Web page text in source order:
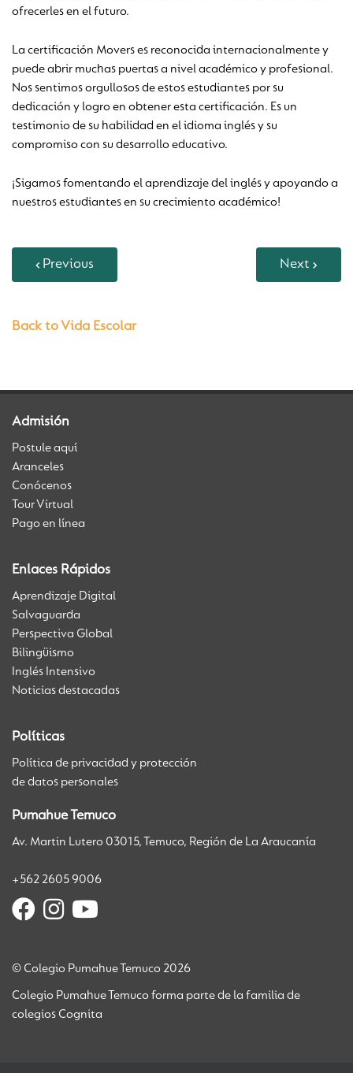
ofrecerles en el futuro.
La certificación Movers es reconocida internacionalmente y
puede abrir muchas puertas a nivel académico y profesional.
Nos sentimos orgullosos de estos estudiantes por su
dedicación y logro en obtener esta certificación. Es un
testimonio de su habilidad en el idioma inglés y su
compromiso con su desarrollo educativo.
¡Sigamos fomentando el aprendizaje del inglés y apoyando a
nuestros estudiantes en su crecimiento académico!
Previous Next
Back to Vida Escolar
Admisión
Postule aquí
Aranceles
Conócenos
Tour Virtual
Pago en línea
Enlaces Rápidos
Aprendizaje Digital
Salvaguarda
Perspectiva Global
Bilingüismo
Inglés Intensivo
Noticias destacadas
Políticas
Política de privacidad y protección
de datos personales
Pumahue Temuco
Av. Martin Lutero 03015, Temuco, Región de La Araucanía
+562 2605 9006
© Colegio Pumahue Temuco 2026
Colegio Pumahue Temuco forma parte de la familia de
colegios Cognita